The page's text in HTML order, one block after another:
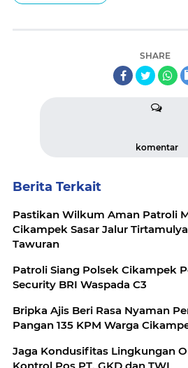
SHARE
komentar
Berita Terkait
Pastikan Wilkum Aman Patroli
Cikampek Sasar Jalur
Tawuran
Patroli Siang Polsek Cikampek
Security BRI Waspada C3
Bripka Ajis Beri Rasa Nyaman
Pangan 135 KPM Warga
Jaga Kondusifitas Lingkungan